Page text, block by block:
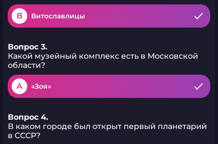
B Витославлицы
Вопрос 3.
Какой музейный комплекс есть в Московской
области?
A «Зоя»
Вопрос 4.
В каком городе был открыт первый планетарий
в СССР?